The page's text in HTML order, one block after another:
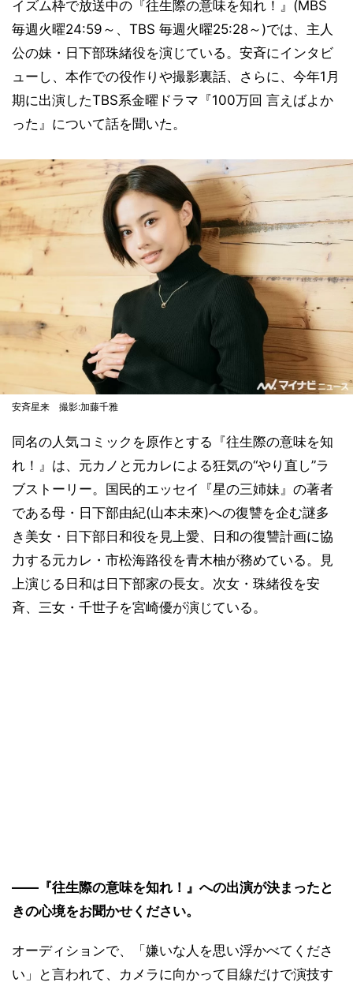
イズム枠で放送中の『往生際の意味を知れ！』(MBS
毎週火曜24:59～、TBS 毎週火曜25:28～)では、主人
公の妹・日下部珠緒役を演じている。安斉にインタビ
ューし、本作での役作りや撮影裏話、さらに、今年1月
期に出演したTBS系金曜ドラマ『100万回 言えばよか
った』について話を聞いた。
安斉星来 撮影:加藤千雅
同名の人気コミックを原作とする『往生際の意味を知
れ！』は、元カノと元カレによる狂気の“やり直し”ラ
ブストーリー。国民的エッセイ『星の三姉妹』の著者
である母・日下部由紀(山本未來)への復讐を企む謎多
き美女・日下部日和役を見上愛、日和の復讐計画に協
力する元カレ・市松海路役を青木柚が務めている。見
上演じる日和は日下部家の長女。次女・珠緒役を安
斉、三女・千世子を宮崎優が演じている。
――『往生際の意味を知れ！』への出演が決まったと
きの心境をお聞かせください。
オーディションで、「嫌いな人を思い浮かべてくださ
い」と言われて、カメラに向かって目線だけで演技す